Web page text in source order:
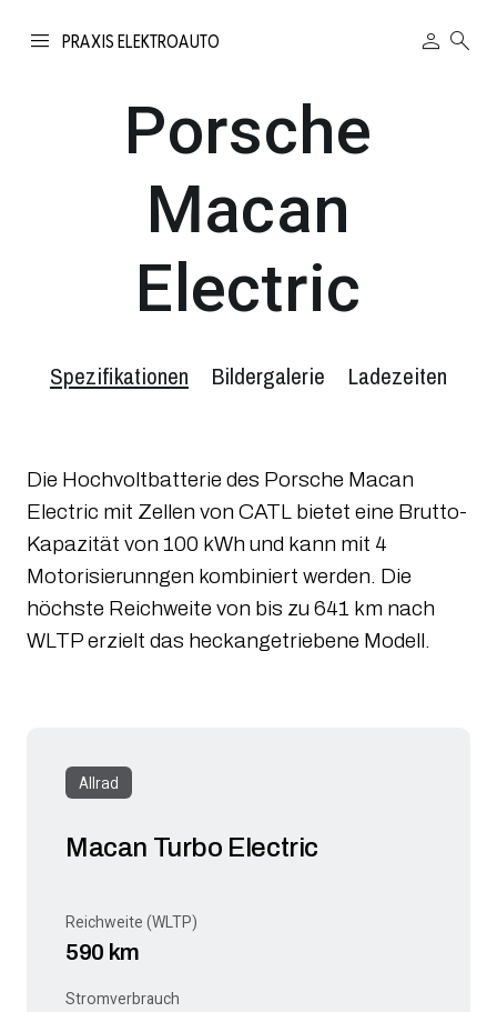
PRAXIS ELEKTROAUTO person search
Porsche
Macan
Electric
Spezifikationen Bildergalerie Ladezeiten
Die Hochvoltbatterie des Porsche Macan
Electric mit Zellen von CATL bietet eine Brutto-
Kapazität von 100 kWh und kann mit 4
Motorisierunngen kombiniert werden. Die
höchste Reichweite von bis zu 641 km nach
WLTP erzielt das heckangetriebene Modell.
Allrad
Macan Turbo Electric
Reichweite (WLTP)
590 km
Stromverbrauch